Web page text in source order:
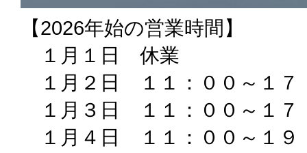
【2026年始の営業時間】
１月１日 休業
１月２日 １１：００～１７
１月３日 １１：００～１７
１月４日 １１：００～１９